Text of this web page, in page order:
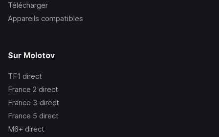
Télécharger
Appareils compatibles
Sur Molotov
TF1 direct
France 2 direct
France 3 direct
France 5 direct
M6+ direct